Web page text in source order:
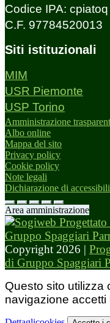
Codice IPA: cpiatoq
C.F. 97784520013
Siti istituzionali
MIM
USR Piemonte
USP Torino
Amministrazione
Albo online
Mappa del sito
Privacy policy
Cookie policy
Note legali
Dichiarazione di
Area amministrazione
Copyright 2026 |
di Gruppo Spaggiari
Questo sito utilizza
navigazione accetti